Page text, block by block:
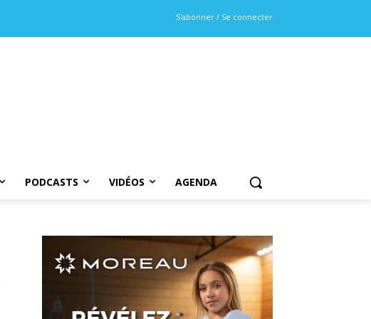
S'abonner / Se connecter
PODCASTS VIDÉOS AGENDA